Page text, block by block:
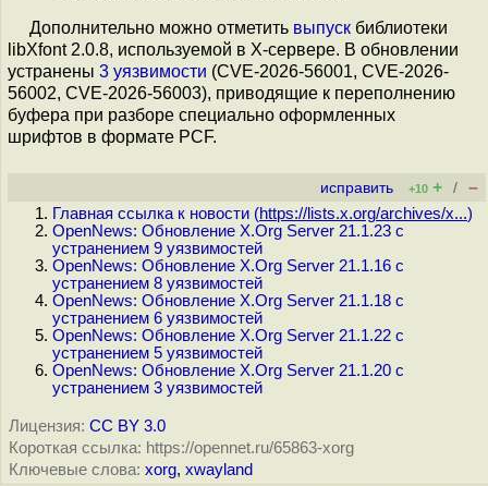
Дополнительно можно отметить выпуск библиотеки
libXfont 2.0.8, используемой в X-сервере. В обновлении
устранены 3 уязвимости (CVE-2026-56001, CVE-2026-
56002, CVE-2026-56003), приводящие к переполнению
буфера при разборе специально оформленных
шрифтов в формате PCF.
исправить +10 + / –
Главная ссылка к новости (https://lists.x.org/archives/x...)
OpenNews: Обновление X.Org Server 21.1.23 с
устранением 9 уязвимостей
OpenNews: Обновление X.Org Server 21.1.16 с
устранением 8 уязвимостей
OpenNews: Обновление X.Org Server 21.1.18 с
устранением 6 уязвимостей
OpenNews: Обновление X.Org Server 21.1.22 с
устранением 5 уязвимостей
OpenNews: Обновление X.Org Server 21.1.20 с
устранением 3 уязвимостей
Лицензия: CC BY 3.0
Короткая ссылка: https://opennet.ru/65863-xorg
Ключевые слова: xorg, xwayland